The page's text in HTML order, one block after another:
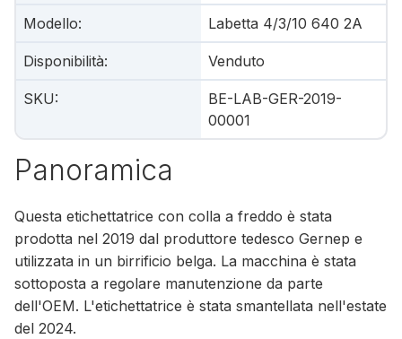
Modello: Labetta 4/3/10 640 2A
Disponibilità: Venduto
SKU:
BE-LAB-GER-2019-
00001
Panoramica
Questa etichettatrice con colla a freddo è stata
prodotta nel 2019 dal produttore tedesco Gernep e
utilizzata in un birrificio belga. La macchina è stata
sottoposta a regolare manutenzione da parte
dell'OEM. L'etichettatrice è stata smantellata nell'estate
del 2024.